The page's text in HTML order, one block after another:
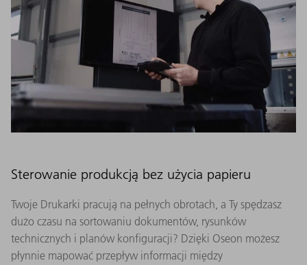
Sterowanie produkcją bez użycia papieru
Twoje Drukarki pracują na pełnych obrotach, a Ty spędzasz
dużo czasu na sortowaniu dokumentów, rysunków
technicznych i planów konfiguracji? Dzięki Oseon możesz
płynnie mapować przepływ informacji między